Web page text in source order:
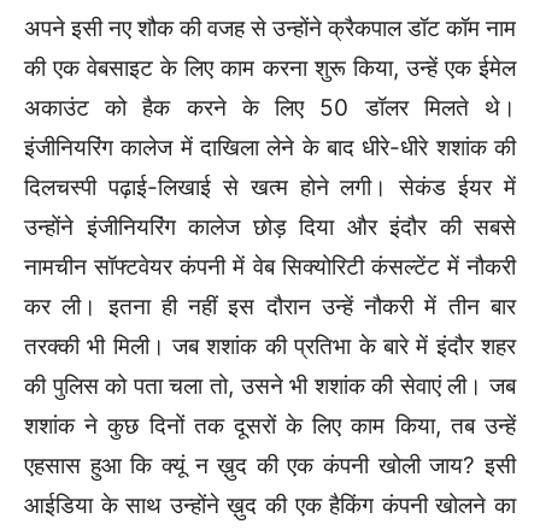
अपने इसी नए शौक की वजह से उन्होंने क्रैकपाल डॉट कॉम नाम
की एक वेबसाइट के लिए काम करना शुरू किया, उन्हें एक ईमेल
अकाउंट को हैक करने के लिए 50 डॉलर मिलते थे।
इंजीनियरिंग कालेज में दाखिला लेने के बाद धीरे-धीरे शशांक की
दिलचस्पी पढ़ाई-लिखाई से खत्म होने लगी। सेकंड ईयर में
उन्होंने इंजीनियरिंग कालेज छोड़ दिया और इंदौर की सबसे
नामचीन सॉफ्टवेयर कंपनी में वेब सिक्योरिटी कंसल्टेंट में नौकरी
कर ली। इतना ही नहीं इस दौरान उन्हें नौकरी में तीन बार
तरक्की भी मिली। जब शशांक की प्रतिभा के बारे में इंदौर शहर
की पुलिस को पता चला तो, उसने भी शशांक की सेवाएं ली। जब
शशांक ने कुछ दिनों तक दूसरों के लिए काम किया, तब उन्हें
एहसास हुआ कि क्यूं न ख़ुद की एक कंपनी खोली जाय? इसी
आईडिया के साथ उन्होंने ख़ुद की एक हैकिंग कंपनी खोलने का